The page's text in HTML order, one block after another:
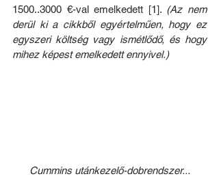
1500..3000 €-val emelkedett [1]. (Az nem
derül ki a cikkből egyértelműen, hogy ez
egyszeri költség vagy ismétlődő, és hogy
mihez képest emelkedett ennyivel.)
Cummins utánkezelő-dobrendszer...